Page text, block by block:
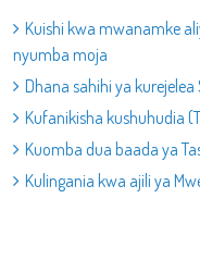
Kuishi kwa mwanamke
nyumba moja
Dhana sahihi ya
Kufanikisha kushuhudia
Kuomba dua baada ya
Kulingania kwa ajili ya